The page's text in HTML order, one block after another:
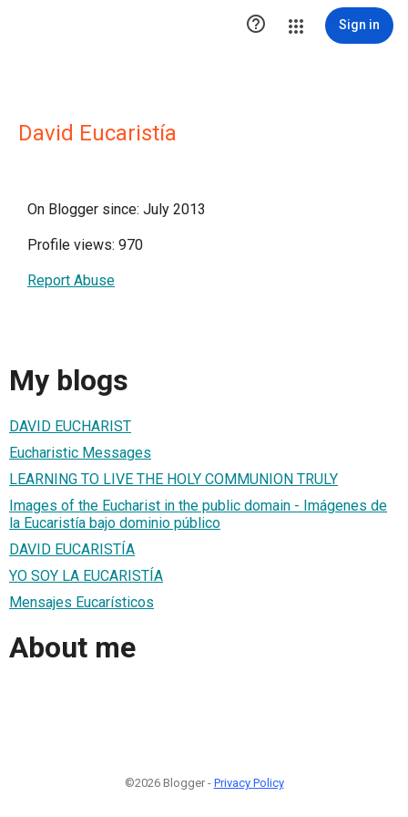
 Sign in
David Eucaristía
On Blogger since: July 2013
Profile views: 970
Report Abuse
My blogs
DAVID EUCHARIST
Eucharistic Messages
LEARNING TO LIVE THE HOLY COMMUNION TRULY
Images of the Eucharist in the public domain - Imágenes de
la Eucaristía bajo dominio público
DAVID EUCARISTÍA
YO SOY LA EUCARISTÍA
Mensajes Eucarísticos
About me
©2026 Blogger - Privacy Policy